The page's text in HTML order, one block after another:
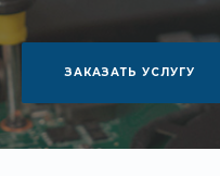
ЗАКАЗАТЬ УСЛУГУ